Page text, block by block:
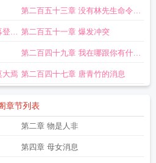
版免费阅读林北苏婉最新章节都市无敌战神
敌战神百度百科 都市无敌战神萧逆天
角有几个都市无敌战神林震李若曦都市狂
婉最新章节 都市无敌战神林北免费阅读笔趣
战神郑方都市无敌战神有声免费听都市无敌
读都市巅峰战神
神林北女总裁的贴身保镖秦风都市无敌战神
阅读
深
第二百五十三章 没有林先生命令谁
敢扶他起来
登天 第二百五十一章 爆发冲突
第二百四十九章 我在哪跟你有什么
关系
大焉 第二百四十七章 唐青竹的消息
章节列表
第二章 物是人非
第四章 母女消息